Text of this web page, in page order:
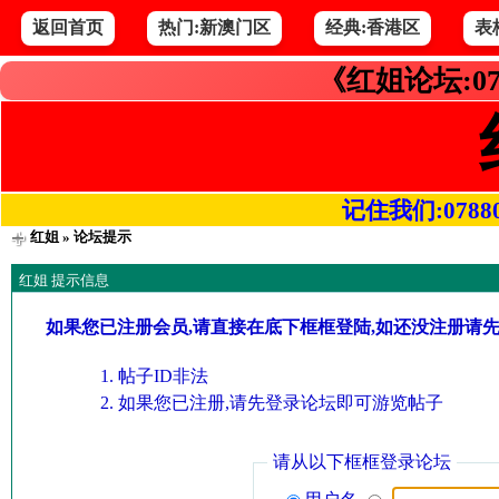
返回首页 热门:新澳门区 经典:香港区 表
《红姐论坛
记住我们
红姐» 论坛提示
红姐 提示信息
如果您已注册会员,请直接在底下框框登陆,如还没注册请
帖子ID非法
如果您已注册,请先登录论坛即可游览帖子
请从以下框框登录论坛